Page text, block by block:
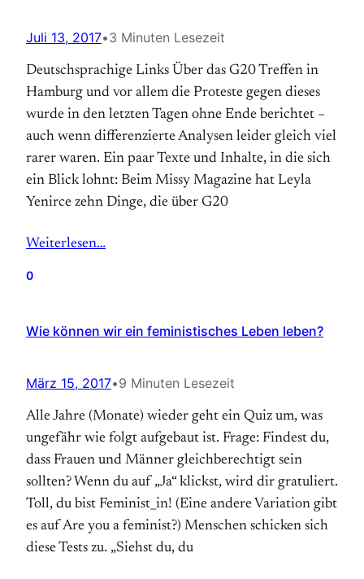
Juli 13, 2017•3 Minuten Lesezeit
Deutschsprachige Links Über das G20 Treffen in
Hamburg und vor allem die Proteste gegen dieses
wurde in den letzten Tagen ohne Ende berichtet –
auch wenn differenzierte Analysen leider gleich viel
rarer waren. Ein paar Texte und Inhalte, in die sich
ein Blick lohnt: Beim Missy Magazine hat Leyla
Yenirce zehn Dinge, die über G20
Weiterlesen…
0
Wie können wir ein feministisches Leben leben?
März 15, 2017•9 Minuten Lesezeit
Alle Jahre (Monate) wieder geht ein Quiz um, was
ungefähr wie folgt aufgebaut ist. Frage: Findest du,
dass Frauen und Männer gleichberechtigt sein
sollten? Wenn du auf „Ja“ klickst, wird dir gratuliert.
Toll, du bist Feminist_in! (Eine andere Variation gibt
es auf Are you a feminist?) Menschen schicken sich
diese Tests zu. „Siehst du, du